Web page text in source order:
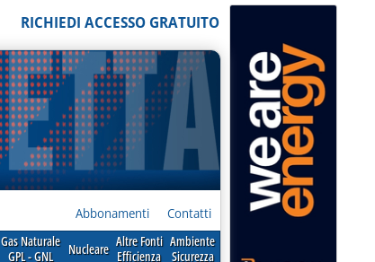
RICHIEDI ACCESSO GRATUITO
Abbonamenti Contatti
Gas Naturale
GPL - GNL
Nucleare Altre Fonti
Efficienza
Ambiente
Sicurezza